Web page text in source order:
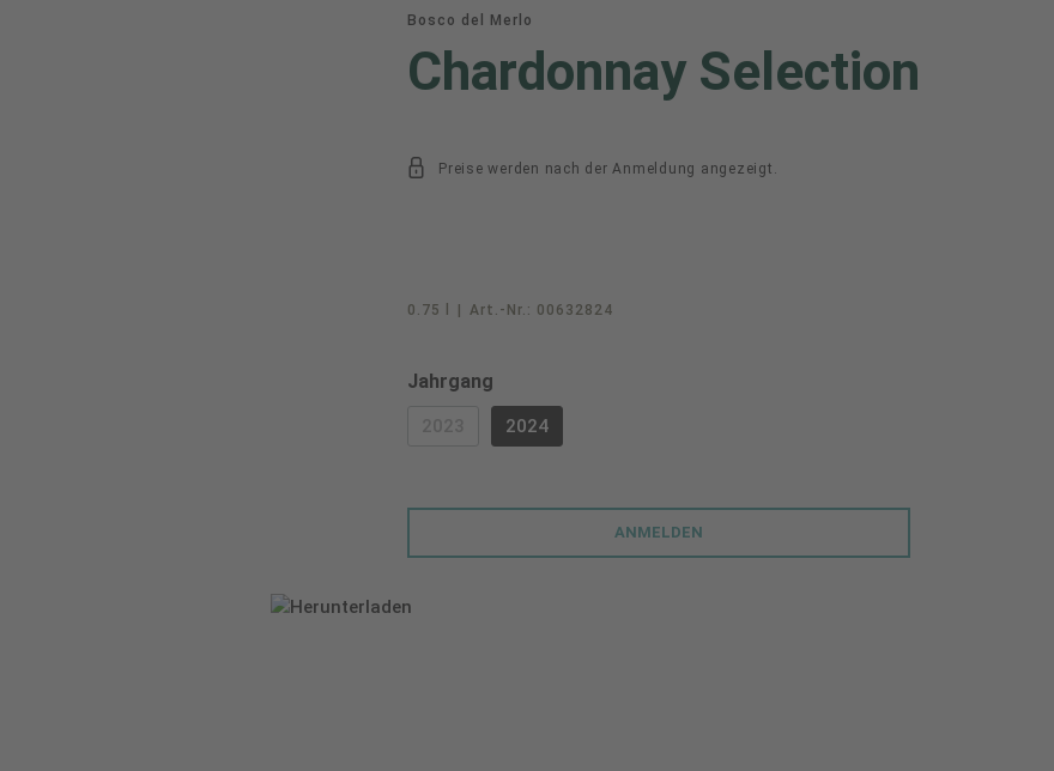
Bosco del Merlo
Chardonnay Selection
Preise werden nach der Anmeldung angezeigt.
0.75 l Art.-Nr.: 00632824
Jahrgang
(DIESE OPTION IST ZURZEIT NICHT VERFÜGBAR.)
2024
ANMELDEN